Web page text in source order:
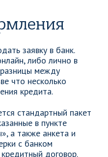
заявку в банк.
либо лично в
между
что несколько
кредита.
стандартный пакет
в пункте
а также анкета и
с банком
договор.